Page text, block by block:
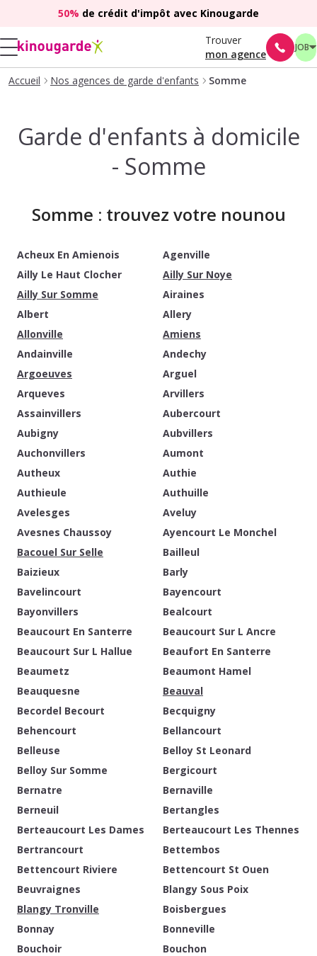
50% de crédit d'impôt avec Kinougarde
Trouver
mon agence
JOB
Accueil Nos agences de garde d'enfants Somme
Garde d'enfants à domicile
- Somme
Somme : trouvez votre nounou
Acheux En Amienois
Agenville
Ailly Le Haut Clocher
Ailly Sur Noye
Ailly Sur Somme
Airaines
Albert
Allery
Allonville
Amiens
Andainville
Andechy
Argoeuves
Arguel
Arqueves
Arvillers
Assainvillers
Aubercourt
Aubigny
Aubvillers
Auchonvillers
Aumont
Autheux
Authie
Authieule
Authuille
Avelesges
Aveluy
Avesnes Chaussoy
Ayencourt Le Monchel
Bacouel Sur Selle
Bailleul
Baizieux
Barly
Bavelincourt
Bayencourt
Bayonvillers
Bealcourt
Beaucourt En Santerre
Beaucourt Sur L Ancre
Beaucourt Sur L Hallue
Beaufort En Santerre
Beaumetz
Beaumont Hamel
Beauquesne
Beauval
Becordel Becourt
Becquigny
Behencourt
Bellancourt
Belleuse
Belloy St Leonard
Belloy Sur Somme
Bergicourt
Bernatre
Bernaville
Berneuil
Bertangles
Berteaucourt Les Dames
Berteaucourt Les Thennes
Bertrancourt
Bettembos
Bettencourt Riviere
Bettencourt St Ouen
Beuvraignes
Blangy Sous Poix
Blangy Tronville
Boisbergues
Bonnay
Bonneville
Bouchoir
Bouchon